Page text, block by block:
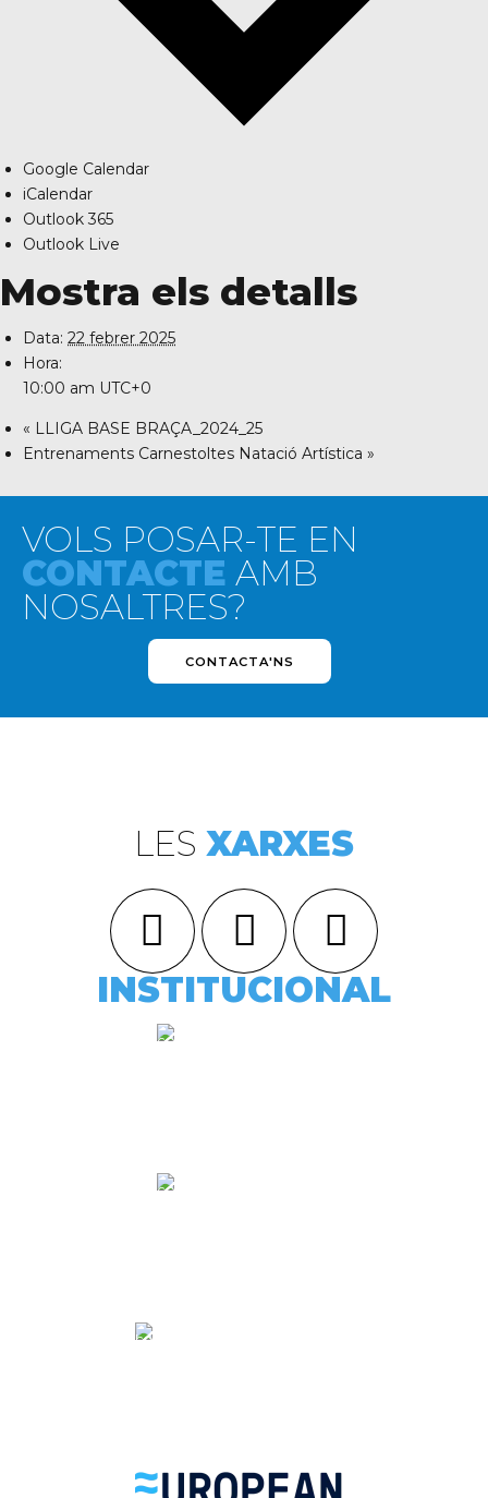
Google Calendar
iCalendar
Outlook 365
Outlook Live
Mostra els detalls
Data: 22 febrer 2025
Hora:
10:00 am UTC+0
« LLIGA BASE BRAÇA_2024_25
Entrenaments Carnestoltes Natació Artística »
VOLS POSAR-TE EN
CONTACTE AMB
NOSALTRES?
CONTACTA'NS
LES XARXES
INSTITUCIONAL